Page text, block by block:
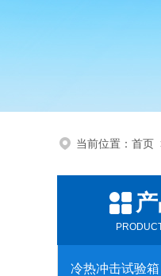
当前位置： 首页
冷热冲击试验箱